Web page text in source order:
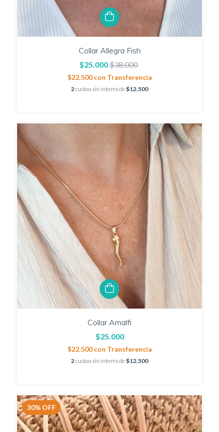
Collar Allegra Fish
$25.000$38.000
$22.500con Transferencia
2cuotas sin interés de$12.500
Collar Amalfi
$25.000
$22.500con Transferencia
2cuotas sin interés de$12.500
30% OFF